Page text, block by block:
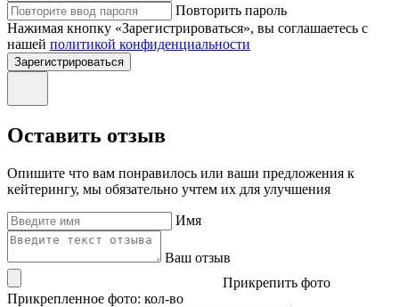
Повторить пароль
Нажимая кнопку «Зарегистрироваться», вы соглашаетесь с
нашей политикой конфиденциальности
Зарегистрироваться
Оставить отзыв
Опишите что вам понравилось или ваши предложения к
кейтерингу, мы обязательно учтем их для улучшения
Имя
Ваш отзыв
Прикрепить фото
Прикрепленное фото: кол-во